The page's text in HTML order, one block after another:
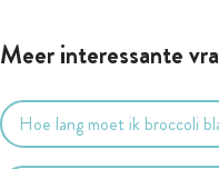
Meer interessante
Hoe lang moet ik broccoli